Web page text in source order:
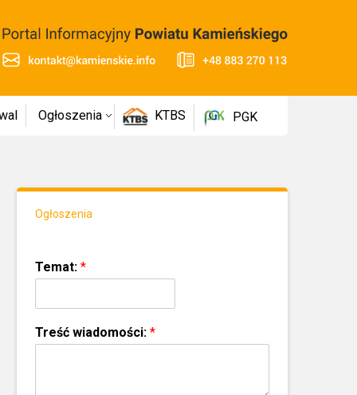
Ogłoszenia KTBS PGK
Ogłoszenia
Temat: *
Treść wiadomości: *